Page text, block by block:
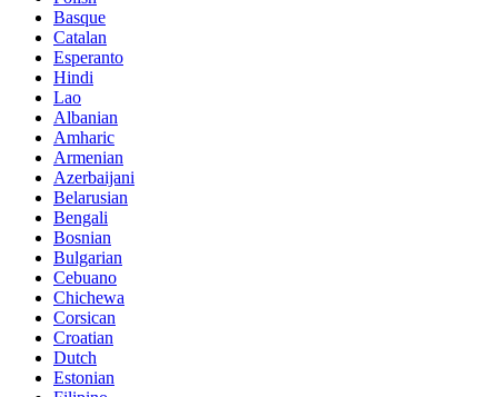
Basque
Catalan
Esperanto
Hindi
Lao
Albanian
Amharic
Armenian
Azerbaijani
Belarusian
Bengali
Bosnian
Bulgarian
Cebuano
Chichewa
Corsican
Croatian
Dutch
Estonian